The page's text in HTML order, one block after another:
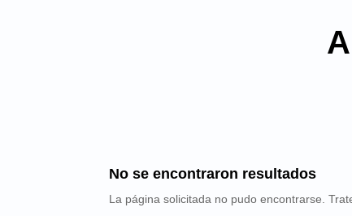
No se encontraron resultados
La página solicitada no pudo encontrarse.